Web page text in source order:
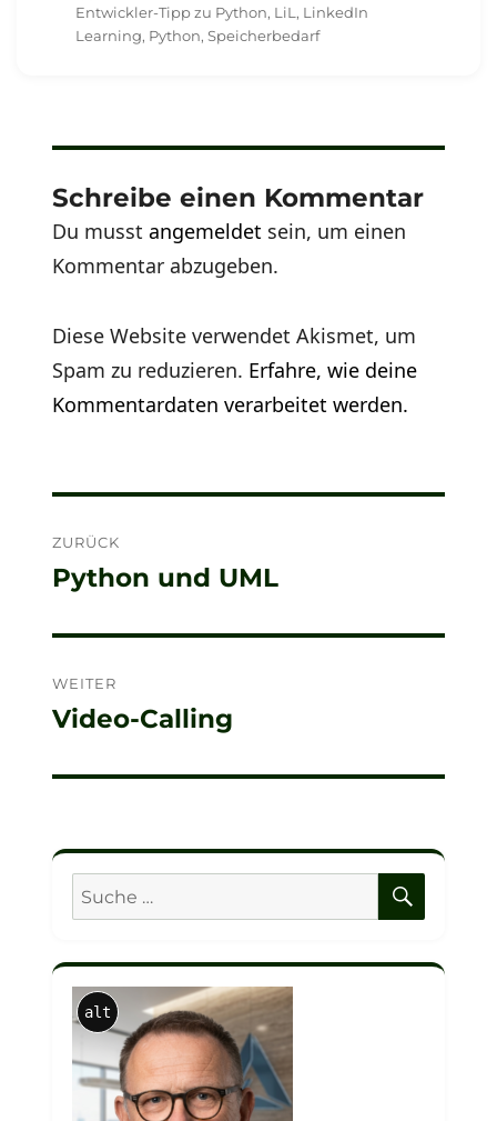
am
Entwickler-Tipp zu Python, LiL, LinkedIn
Learning, Python,Speicherbedarf
Schreibe einen Kommentar
Du musstangemeldet sein, um einen
Kommentar abzugeben.
Diese Website verwendet Akismet, um
Spam zu reduzieren. Erfahre, wie deine
Kommentardaten verarbeitet werden.
ZURÜCK
Vorheriger
Python und UML
WEITER
Nächster
Video-Calling
Suche
nach:
alt